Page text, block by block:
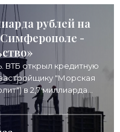
рублей на
-
открыл кредитную
"Морская
в 2,7 миллиарда